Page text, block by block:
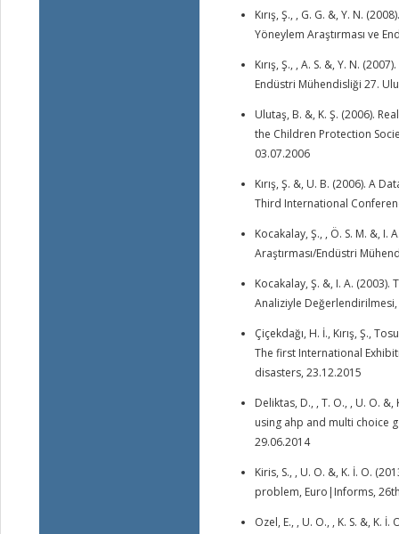
Kırış, Ş., , G. G. &, Y. N.
Yöneylem Araştırması ve
Kırış, Ş., , A. S. &, Y. N.
Endüstri Mühendisliği 27.
Ulutaş, B. &, K. Ş. (2006).
the Children Protection
03.07.2006
Kırış, Ş. &, U. B. (2006). A
Third International
Kocakalay, Ş., , Ö. S. M. &, I.
Araştırması/Endüstri
Kocakalay, Ş. &, I. A.
Analiziyle Değerlendirilmesi,
Çiçekdağı, H. İ., Kırış, Ş.,
The first International
disasters, 23.12.2015
Deliktas, D., , T. O., , U. O.
using ahp and multi choice
29.06.2014
Kiris, S., , U. O. &, K. İ. O.
problem, Euro|Informs,
Ozel, E., , U. O., , K. S. &,